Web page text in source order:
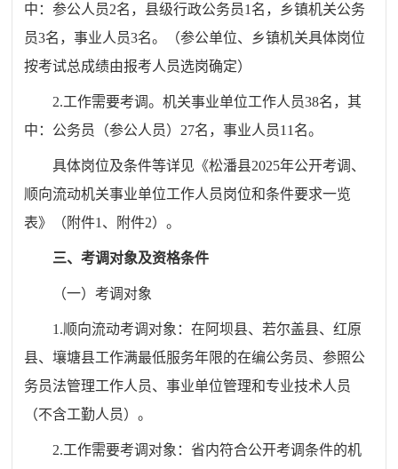
中：参公人员2名，县级行政公务员1名，乡镇机关公务
员3名，事业人员3名。（参公单位、乡镇机关具体岗位
按考试总成绩由报考人员选岗确定）
2.工作需要考调。机关事业单位工作人员38名，其
中：公务员（参公人员）27名，事业人员11名。
具体岗位及条件等详见《松潘县2025年公开考调、
顺向流动机关事业单位工作人员岗位和条件要求一览
表》（附件1、附件2）。
三、考调对象及资格条件
（一）考调对象
1.顺向流动考调对象：在阿坝县、若尔盖县、红原
县、壤塘县工作满最低服务年限的在编公务员、参照公
务员法管理工作人员、事业单位管理和专业技术人员
（不含工勤人员）。
2.工作需要考调对象：省内符合公开考调条件的机